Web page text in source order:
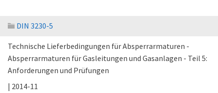
DIN 3230-5
Technische Lieferbedingungen für Absperrarmaturen -
Absperrarmaturen für Gasleitungen und Gasanlagen - Teil 5:
Anforderungen und Prüfungen
| 2014-11